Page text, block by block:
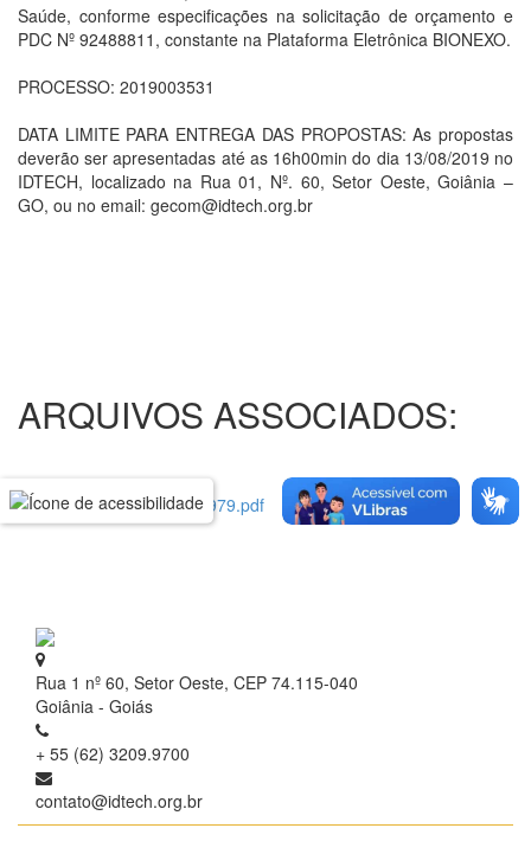
Saúde, conforme especificações na solicitação de orçamento e
PDC Nº 92488811, constante na Plataforma Eletrônica BIONEXO.
PROCESSO: 2019003531
DATA LIMITE PARA ENTREGA DAS PROPOSTAS: As propostas
deverão ser apresentadas até as 16h00min do dia 13/08/2019 no
IDTECH, localizado na Rua 01, Nº. 60, Setor Oeste, Goiânia –
GO, ou no email: gecom@idtech.org.br
ARQUIVOS ASSOCIADOS:
[ download ] SC 12979.pdf
Rua 1 nº 60, Setor Oeste, CEP 74.115-040
Goiânia - Goiás
+ 55 (62) 3209.9700
contato@idtech.org.br